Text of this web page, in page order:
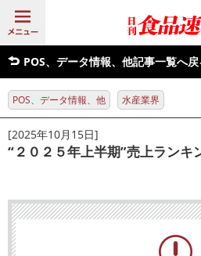
POS、データ情報、他記事一覧へ戻
POS、データ情報、他 水産業界
[2025年10月15日]
“２０２５年上半期”売上ランキ